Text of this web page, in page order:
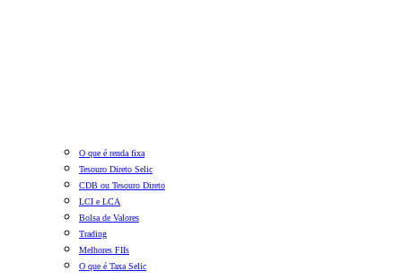
O que é renda fixa
Tesouro Direto Selic
CDB ou Tesouro Direto
LCI e LCA
Bolsa de Valores
Trading
Melhores FIIs
O que é Taxa Selic